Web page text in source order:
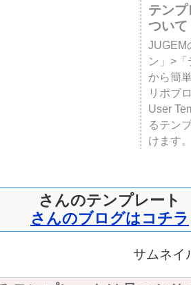
テン
ついて
JUGEM
ン」>
から簡
リポブ
User
るテン
けます
さんのテンプレート
さんのブログはコチラ
サムネイ